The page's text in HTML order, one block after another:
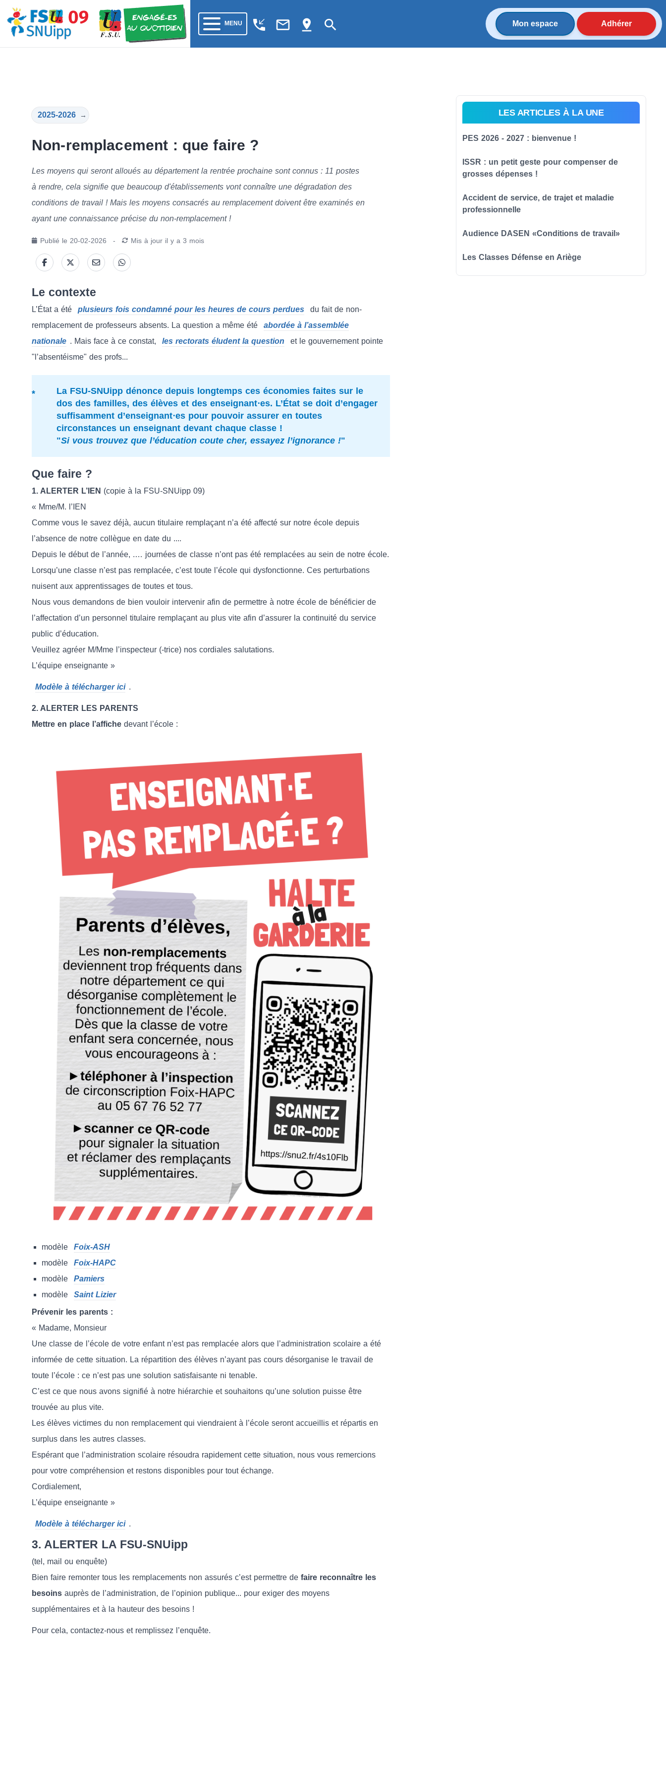
MENU phone_callback mail_outline pin_drop search Mon espace Adhérer
2025-2026 →
Non-remplacement : que faire ?
Les moyens qui seront alloués au département la rentrée prochaine sont connus : 11 postes
à rendre, cela signifie que beaucoup d'établissements vont connaître une dégradation des
conditions de travail ! Mais les moyens consacrés au remplacement doivent être examinés en
ayant une connaissance précise du non-remplacement !
Publié le 20-02-2026 - Mis à jour il y a 3 mois
Le contexte
L’État a été plusieurs fois condamné pour les heures de cours perdues
du fait de non-
remplacement de professeurs absents. La question a même été
abordée à l’assemblée
nationale . Mais face à ce constat, les rectorats éludent la question
et le gouvernement pointe
"l’absentéisme" des profs...
La FSU-SNUipp dénonce depuis longtemps ces économies faites sur le
dos des familles, des élèves et des enseignant⋅es. L’État se doit d’engager
suffisamment d’enseignant⋅es pour pouvoir assurer en toutes
circonstances un enseignant devant chaque classe !
"Si vous trouvez que l’éducation coute cher, essayez l’ignorance !"
Que faire ?
1. ALERTER L’IEN (copie à la FSU-SNUipp 09)
« Mme/M. l’IEN
Comme vous le savez déjà, aucun titulaire remplaçant n’a été affecté sur notre école depuis
l’absence de notre collègue en date du ....
Depuis le début de l’année, .… journées de classe n’ont pas été remplacées au sein de notre école.
Lorsqu’une classe n’est pas remplacée, c’est toute l’école qui dysfonctionne. Ces perturbations
nuisent aux apprentissages de toutes et tous.
Nous vous demandons de bien vouloir intervenir afin de permettre à notre école de bénéficier de
l’affectation d’un personnel titulaire remplaçant au plus vite afin d’assurer la continuité du service
public d’éducation.
Veuillez agréer M/Mme l’inspecteur (-trice) nos cordiales salutations.
L’équipe enseignante »
Modèle à télécharger ici .
2. ALERTER LES PARENTS
Mettre en place l’affiche devant l’école :
modèle
Foix-ASH
modèle
Foix-HAPC
modèle
Pamiers
modèle
Saint Lizier
Prévenir les parents :
« Madame, Monsieur
Une classe de l’école de votre enfant n’est pas remplacée alors que l’administration scolaire a été
informée de cette situation. La répartition des élèves n’ayant pas cours désorganise le travail de
toute l’école : ce n’est pas une solution satisfaisante ni tenable.
C’est ce que nous avons signifié à notre hiérarchie et souhaitons qu’une solution puisse être
trouvée au plus vite.
Les élèves victimes du non remplacement qui viendraient à l’école seront accueillis et répartis en
surplus dans les autres classes.
Espérant que l’administration scolaire résoudra rapidement cette situation, nous vous remercions
pour votre compréhension et restons disponibles pour tout échange.
Cordialement,
L’équipe enseignante »
Modèle à télécharger ici .
3. ALERTER LA FSU-SNUipp
(tel, mail ou enquête)
Bien faire remonter tous les remplacements non assurés c’est permettre de faire reconnaître les
besoins auprès de l’administration, de l’opinion publique... pour exiger des moyens
supplémentaires et à la hauteur des besoins !
Pour cela, contactez-nous et remplissez l’enquête.
LES ARTICLES À LA UNE
PES 2026 - 2027 : bienvenue !
ISSR : un petit geste pour compenser de
grosses dépenses !
Accident de service, de trajet et maladie
professionnelle
Audience DASEN «Conditions de travail»
Les Classes Défense en Ariège